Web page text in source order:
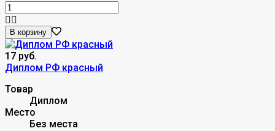
В корзину
17 руб.
Диплом РФ красный
Товар
Диплом
Место
Без места